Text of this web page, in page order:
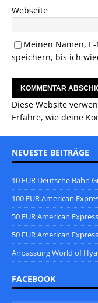
Webseite
Meinen Namen,
speichern, bis ich
Diese Website
Erfahre, wie deine
NEUESTE BEITRÄGE
10 EUR Deutsche Bahn
100 EUR American
50 EUR American
50 EUR American
Anpassung World of
FACEBOOK